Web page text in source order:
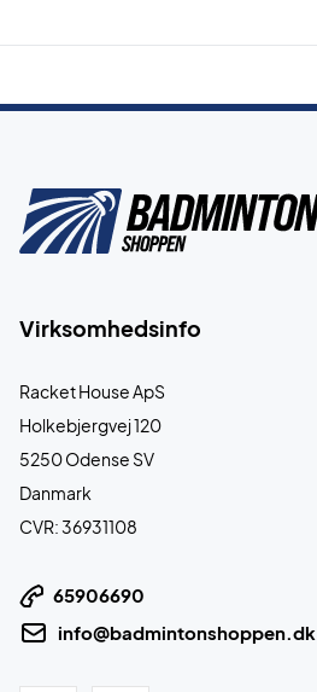
Virksomhedsinfo
Racket House ApS
Holkebjergvej 120
5250 Odense SV
Danmark
CVR: 36931108
65906690
info@badmintonshoppen.dk